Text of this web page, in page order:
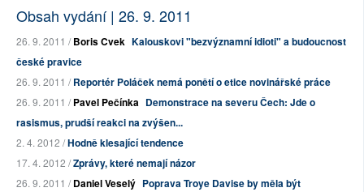
Obsah vydání | 26. 9. 2011
26. 9. 2011 /Boris Cvek Kalouskovi "bezvýznamní idioti" a budoucnost
české pravice
26. 9. 2011 /Reportér Poláček nemá ponětí o etice novinářské práce
26. 9. 2011 /Pavel Pečínka Demonstrace na severu Čech: Jde o
rasismus, prudší reakci na zvýšen...
2. 4. 2012 /Hodně klesající tendence
17. 4. 2012 /Zprávy, které nemají názor
26. 9. 2011 /Daniel Veselý Poprava Troye Davise by měla být